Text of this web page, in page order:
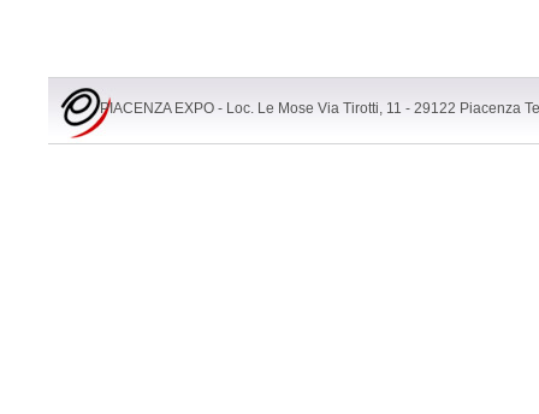
PIACENZA EXPO - Loc. Le Mose Via Tirotti, 11 - 29122 Piacenza